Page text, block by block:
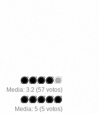
Media: 3.2 (57 votos)
Media: 5 (5 votos)